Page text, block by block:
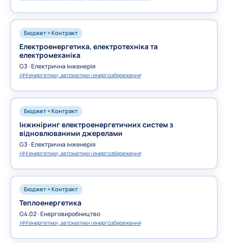
Бюджет + Контракт
Електроенергетика, електротехніка та
електромеханіка
G3 · Електрична інженерія
ННІ енергетики, автоматики і енергозбереження
Бюджет + Контракт
Інжиніринг електроенергетичних систем з
відновлюваними джерелами
G3 · Електрична інженерія
ННІ енергетики, автоматики і енергозбереження
Бюджет + Контракт
Теплоенергетика
G4.02 · Енерговиробництво
ННІ енергетики, автоматики і енергозбереження